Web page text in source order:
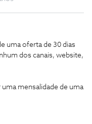
uma oferta de 30 dias
dos canais, website,
mensalidade de uma